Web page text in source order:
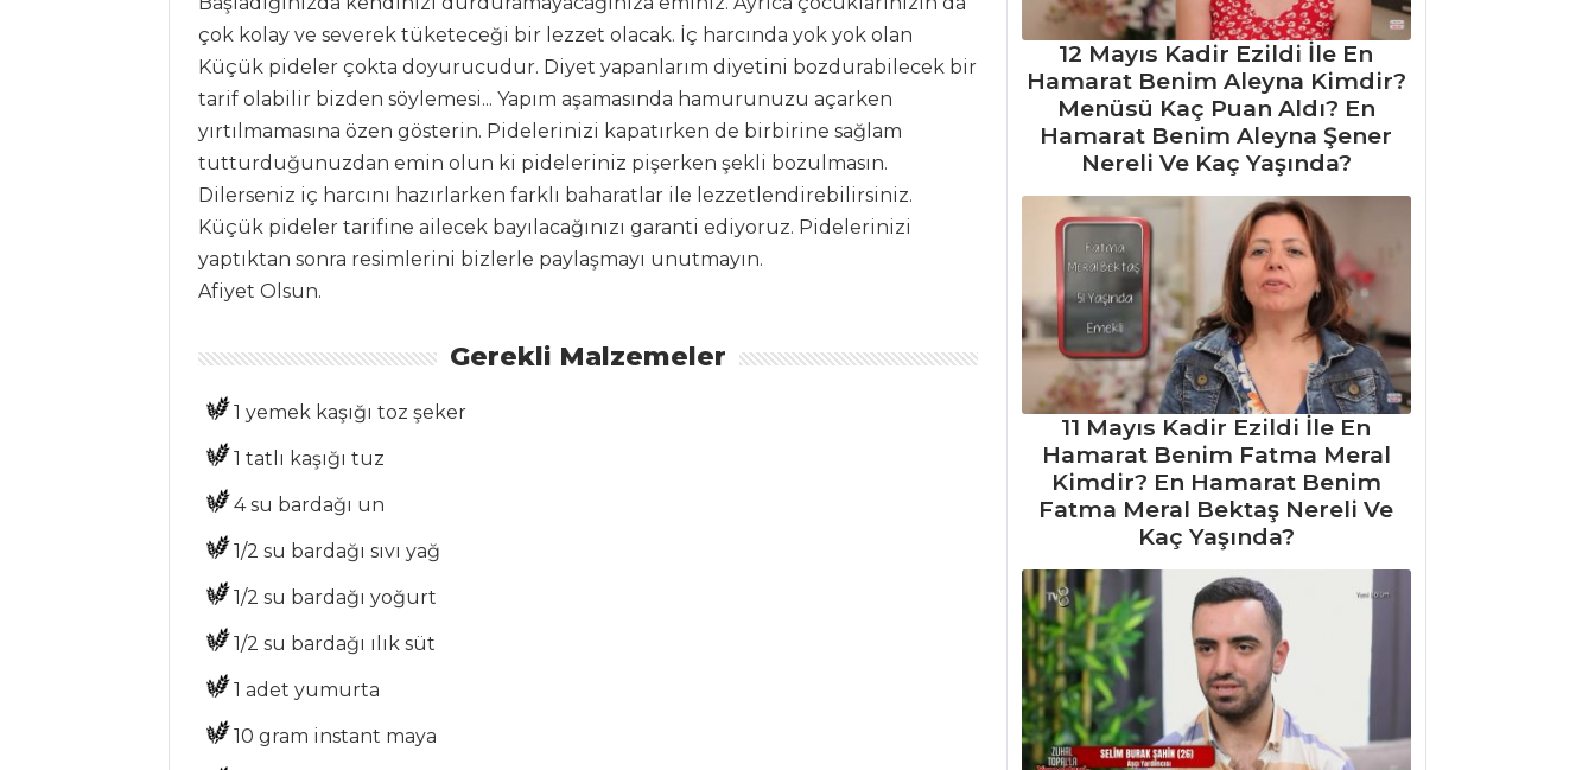
Kategoriler
BUĞDAY UNLU KEK
Baharat Soslu
Fırında Kabak
çok kolay ve severek tüketeceği bir lezzet olacak. İç harcında yok yok olan
Küçük pideler çokta doyurucudur. Diyet yapanlarım diyetini bozdurabilecek bir
tarif olabilir bizden söylemesi... Yapım aşamasında hamurunuzu açarken
yırtılmamasına özen gösterin. Pidelerinizi kapatırken de birbirine sağlam
tutturduğunuzdan emin olun ki pideleriniz pişerken şekli bozulmasın.
Dilerseniz iç harcını hazırlarken farklı baharatlar ile lezzetlendirebilirsiniz.
Küçük pideler tarifine ailecek bayılacağınızı garanti ediyoruz. Pidelerinizi
yaptıktan sonra resimlerini bizlerle paylaşmayı unutmayın.
Afiyet Olsun.
Gerekli Malzemeler
1 yemek kaşığı toz şeker
1 tatlı kaşığı tuz
4 su bardağı un
1/2 su bardağı sıvı yağ
1/2 su bardağı yoğurt
1/2 su bardağı ılık süt
1 adet yumurta
10 gram instant maya
12 Mayıs Kadir Ezildi İle En
Hamarat Benim Aleyna Kimdir?
Menüsü Kaç Puan Aldı? En
Hamarat Benim Aleyna Şener
Nereli Ve Kaç Yaşında?
11 Mayıs Kadir Ezildi İle En
Hamarat Benim Fatma Meral
Kimdir? En Hamarat Benim
Fatma Meral Bektaş Nereli Ve
Kaç Yaşında?